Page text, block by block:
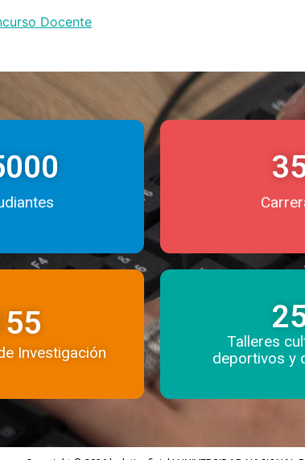
Docente
Investigación
Talleres
deportivos y